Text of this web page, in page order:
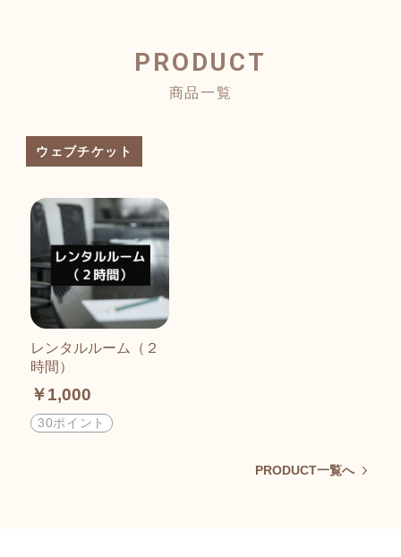
PRODUCT
商品一覧
ウェブチケット
レンタルルーム（２
時間）
￥1,000
30ポイント
PRODUCT一覧へ